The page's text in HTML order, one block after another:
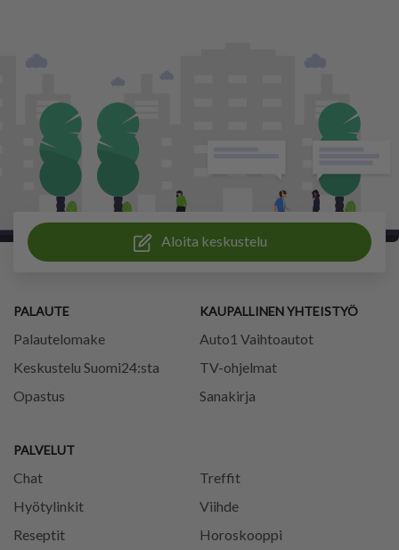
Aloita keskustelu
PALAUTE
Palautelomake
Keskustelu Suomi24:sta
Opastus
PALVELUT
Chat
Treffit
Hyötylinkit
Viihde
Reseptit
Horoskooppi
KAUPALLINEN YHTEISTYÖ
Auto1 Vaihtoautot
TV-ohjelmat
Sanakirja